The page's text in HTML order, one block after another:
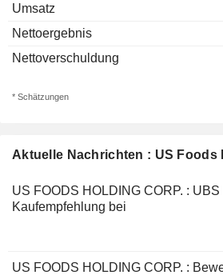
Aktuelle Nachrichten : US Foods
US FOODS HOLDING CORP. :
Kaufempfehlung bei
US FOODS HOLDING CORP. :
Umsatz
Nettoergebnis
Nettoverschuldung
* Schätzungen